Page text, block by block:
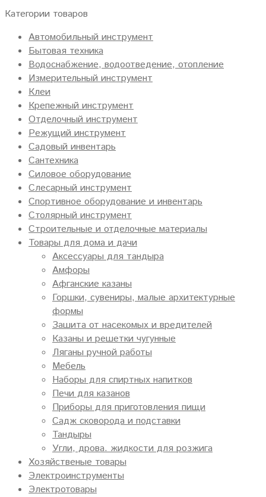
Категории товаров
Автомобильный инструмент
Бытовая техника
Водоснабжение, водоотведение, отопление
Измерительный инструмент
Клеи
Крепежный инструмент
Отделочный инструмент
Режущий инструмент
Садовый инвентарь
Сантехника
Силовое оборудование
Слесарный инструмент
Спортивное оборудование и инвентарь
Столярный инструмент
Строительные и отделочные материалы
Товары для дома и дачи
Аксессуары для тандыра
Амфоры
Афганские казаны
Горшки, сувениры, малые архитектурные
формы
Зашита от насекомых и вредителей
Казаны и решетки чугунные
Ляганы ручной работы
Мебель
Наборы для спиртных напитков
Печи для казанов
Приборы для приготовления пищи
Садж сковорода и подставки
Тандыры
Угли, дрова. жидкости для розжига
Хозяйственые товары
Электроинструменты
Электротовары